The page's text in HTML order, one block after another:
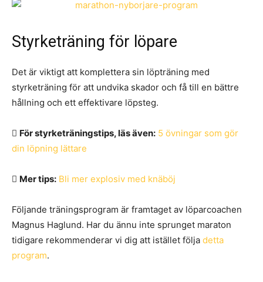
Styrketräning för löpare
Det är viktigt att komplettera sin löpträning med
styrketräning för att undvika skador och få till en bättre
hållning och ett effektivare löpsteg.
För styrketräningstips, läs även: 5 övningar som gör
din löpning lättare
Mer tips: Bli mer explosiv med knäböj
Följande träningsprogram är framtaget av löparcoachen
Magnus Haglund. Har du ännu inte sprunget maraton
tidigare rekommenderar vi dig att istället följa detta
program.